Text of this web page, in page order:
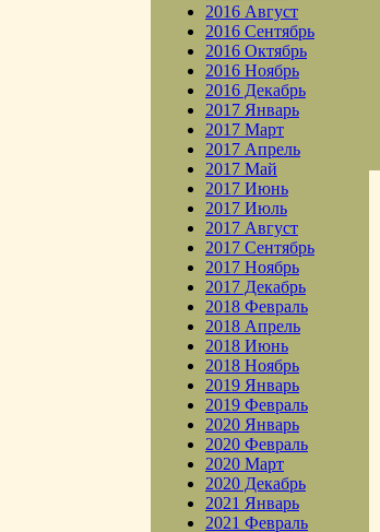
2016 Август
2016 Сентябрь
2016 Октябрь
2016 Ноябрь
2016 Декабрь
2017 Январь
2017 Март
2017 Апрель
2017 Май
2017 Июнь
2017 Июль
2017 Август
2017 Сентябрь
2017 Ноябрь
2017 Декабрь
2018 Февраль
2018 Апрель
2018 Июнь
2018 Ноябрь
2019 Январь
2019 Февраль
2020 Январь
2020 Февраль
2020 Март
2020 Декабрь
2021 Январь
2021 Февраль